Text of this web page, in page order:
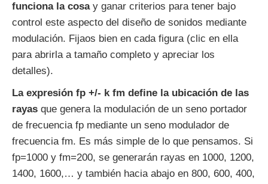
funciona la cosay ganar criterios para tener bajo
control este aspecto del diseño de sonidos mediante
modulación. Fijaos bien en cada figura (clic en ella
para abrirla a tamaño completo y apreciar los
detalles).
La expresión fp +/- k fm define la ubicación de las
rayas que genera la modulación de un seno portador
de frecuencia fp mediante un seno modulador de
frecuencia fm. Es más simple de lo que pensamos. Si
fp=1000 y fm=200, se generarán rayas en 1000, 1200,
1400, 1600,… y también hacia abajo en 800, 600, 400,